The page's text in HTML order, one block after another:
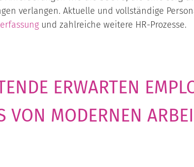
verlangen. Aktuelle und vollständige
und zahlreiche weitere HR-Prozesse.
ERWARTEN
VON MODERNEN